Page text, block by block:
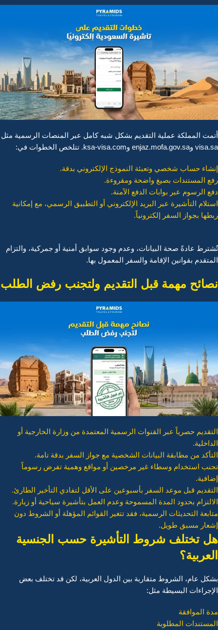
أتمت المملكة عملية التقديم بشكل شبه كامل عبر المنصات الرسمية مثل
visa.sa وenjaz.mofa.gov.sa وksa-visa.com. تتلخص الخطوات في:
إنشاء حساب شخصي وتعبئة النموذج الإلكتروني بدقة.
رفع المستندات بصيغ واضحة ومقروءة.
دفع الرسوم عبر بوابات الدفع الآمنة.
استلام التأشيرة عبر البريد الإلكتروني أو التطبيق الرسمي، مع إمكانية
ربطها بجواز السفر إلكترونياً.
تُشترط عادةً صحة البيانات، وعدم وجود سوابق أمنية أو جمركية، والتزام
المتقدم بقوانين الإقامة والسفر المعمول بها.
نصائح مهمة قبل التقديم ولتجنب رفض الطلب
التقديم حصرياً عبر القنوات الرسمية المعتمدة من وزارة الخارجية أو
الداخلية.
التأكد من مطابقة البيانات الشخصية مع جواز السفر بدقة تامة.
تجنب استخدام وسطاء غير مرخصين أو مواقع وهمية تفرض رسوماً
إضافية.
التقديم قبل موعد السفر بأسبوعين على الأقل لتفادي التأخير الطارئ.
الالتزام بحدود المدة المسموحة وعدم العمل بتأشيرة سياحية أو زيارة.
متابعة التحديثات الرسمية، فقد تتغير القوائم المؤهلة أو الشروط دون
إشعار مسبق طويل.
هل تختلف شروط التأشيرة حسب الجنسية
العربية؟
بشكل عام، الشروط متقاربة بين الدول العربية، لكن قد تختلف بعض
الإجراءات البسيطة مثل:
مدة الموافقة
المستندات المطلوبة